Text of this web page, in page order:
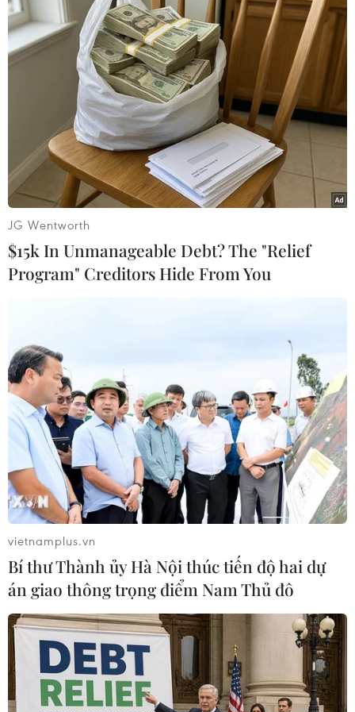
Chị Lệ cho biết tình cờ xem một chương trình của Ý về càphê
"treo", táo "treo,"
và gần đây nhất là mô hình cơm "treo" thiện nguyện tại Thành
phố Hồ Chí Minh. Thấy chương trình ý nghĩa, chị bàn với chồng
và được cả gia đình đồng ý triển khai. (Ảnh: Minh
Sơn/Vietnam+)
Đến đầu tháng 7/2024 chị Lệ chính thức tổ chức hoạt động phở
“treo." Theo đó, quán ăn tự treo 30 bát phở mỗi ngày. Những
khách hàng muốn làm từ thiện thì có thể đóng góp bắt đầu từ
số 31. Các suất “treo” còn lại của ngày hôm trước chưa được
dùng sẽ được quán cộng dồn sang ngày hôm sau. (Ảnh: Minh
Sơn/Vietnam+)
JG Wentworth
$15k In Unmanageable Debt? The "Relief
Program" Creditors Hide From You
vietnamplus.vn
Bí thư Thành ủy Hà Nội thúc tiến độ hai dự
án giao thông trọng điểm Nam Thủ đô